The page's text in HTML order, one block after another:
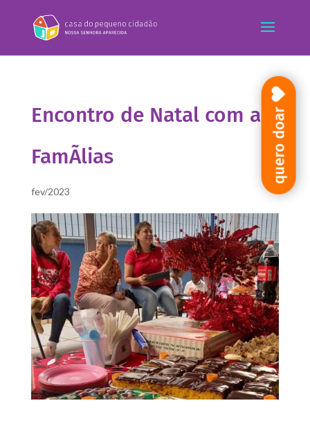
Encontro de Natal com as
FamÃ­lias
fev/2023
quero doar